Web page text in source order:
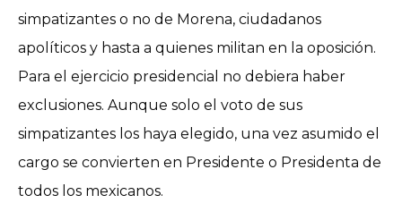
simpatizantes o no de Morena, ciudadanos
apolíticos y hasta a quienes militan en la oposición.
Para el ejercicio presidencial no debiera haber
exclusiones. Aunque solo el voto de sus
simpatizantes los haya elegido, una vez asumido el
cargo se convierten en Presidente o Presidenta de
todos los mexicanos.